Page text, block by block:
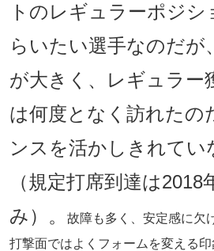
トのレギュラーポジシ
らいたい選手なのだが
が大きく、レギュラー
は何度となく訪れたの
ンスを活かしきれてい
（規定打席到達は
み）。
故障も多く、安定感に欠
打撃面ではよくフォームを変える